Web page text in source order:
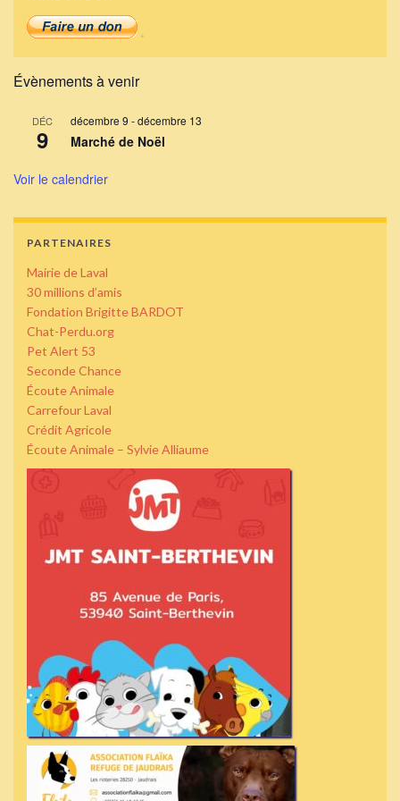
Évènements à venir
DÉC
9
décembre 9 -décembre 13
Marché de Noël
Voir le calendrier
PARTENAIRES
Mairie de Laval
30 millions d’amis
Fondation Brigitte BARDOT
Chat-Perdu.org
Pet Alert 53
Seconde Chance
Écoute Animale
Carrefour Laval
Crédit Agricole
Écoute Animale – Sylvie Alliaume